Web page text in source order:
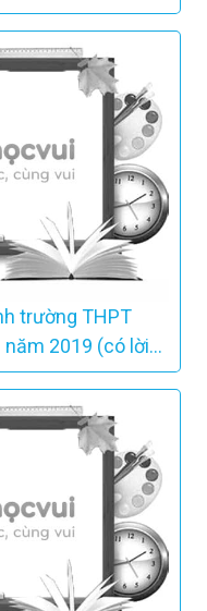
trường THPT
năm 2019 (có lời